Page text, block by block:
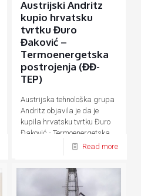
Austrijski Andritz
kupio hrvatsku
tvrtku Đuro
Đaković –
Termoenergetska
postrojenja (ĐĐ-
TEP)
Austrijska tehnološka grupa
Andritz objavila je da je
kupila hrvatsku tvrtku Đuro
Đaković - Termoenergetska
postrojenja (ĐĐ-TEP)Read more